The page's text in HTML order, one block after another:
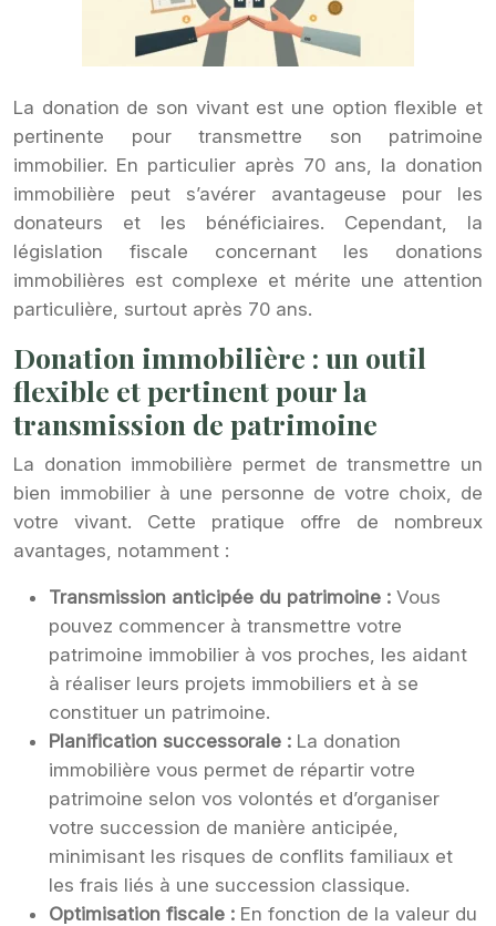
La donation de son vivant est une option flexible et
pertinente pour transmettre son patrimoine
immobilier. En particulier après 70 ans, la donation
immobilière peut s’avérer avantageuse pour les
donateurs et les bénéficiaires. Cependant, la
législation fiscale concernant les donations
immobilières est complexe et mérite une attention
particulière, surtout après 70 ans.
Donation immobilière : un outil
flexible et pertinent pour la
transmission de patrimoine
La donation immobilière permet de transmettre un
bien immobilier à une personne de votre choix, de
votre vivant. Cette pratique offre de nombreux
avantages, notamment :
Transmission anticipée du patrimoine : Vous
pouvez commencer à transmettre votre
patrimoine immobilier à vos proches, les aidant
à réaliser leurs projets immobiliers et à se
constituer un patrimoine.
Planification successorale : La donation
immobilière vous permet de répartir votre
patrimoine selon vos volontés et d’organiser
votre succession de manière anticipée,
minimisant les risques de conflits familiaux et
les frais liés à une succession classique.
Optimisation fiscale : En fonction de la valeur du